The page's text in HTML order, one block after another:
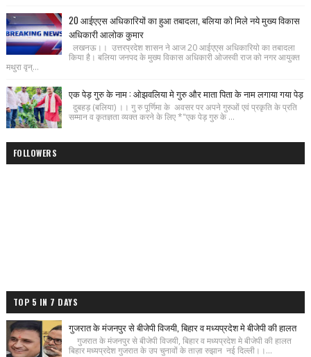
20 आईएएस अधिकारियों का हुआ तबादला, बलिया को मिले नये मुख्य विकास
अधिकारी आलोक कुमार
लखनऊ।। उत्तरप्रदेश शासन ने आज 20 आईएएस अधिकारियो का तबादला
किया है। बलिया जनपद के मुख्य विकास अधिकारी ओजस्वी राज को नगर आयुक्त
मथुरा वृन्...
एक पेड़ गुरु के नाम : ओझवलिया मे गुरु और माता पिता के नाम लगाया गया पेड़
दुबहड़ (बलिया) ।। गु रु पूर्णिमा के अवसर पर अपने गुरुओं एवं प्रकृति के प्रति
सम्मान व कृतज्ञता व्यक्त करने के लिए *"एक पेड़ गुरु के ...
FOLLOWERS
TOP 5 IN 7 DAYS
गुजरात के मंजनपुर से बीजेपी विजयी, बिहार व मध्यप्रदेश मे बीजेपी की हालत
गुजरात के मंजनपुर से बीजेपी विजयी, बिहार व मध्यप्रदेश मे बीजेपी की हालत
बिहार मध्यप्रदेश गुजरात के उप चुनावों के ताज़ा रुझान नई दिल्ली।।...